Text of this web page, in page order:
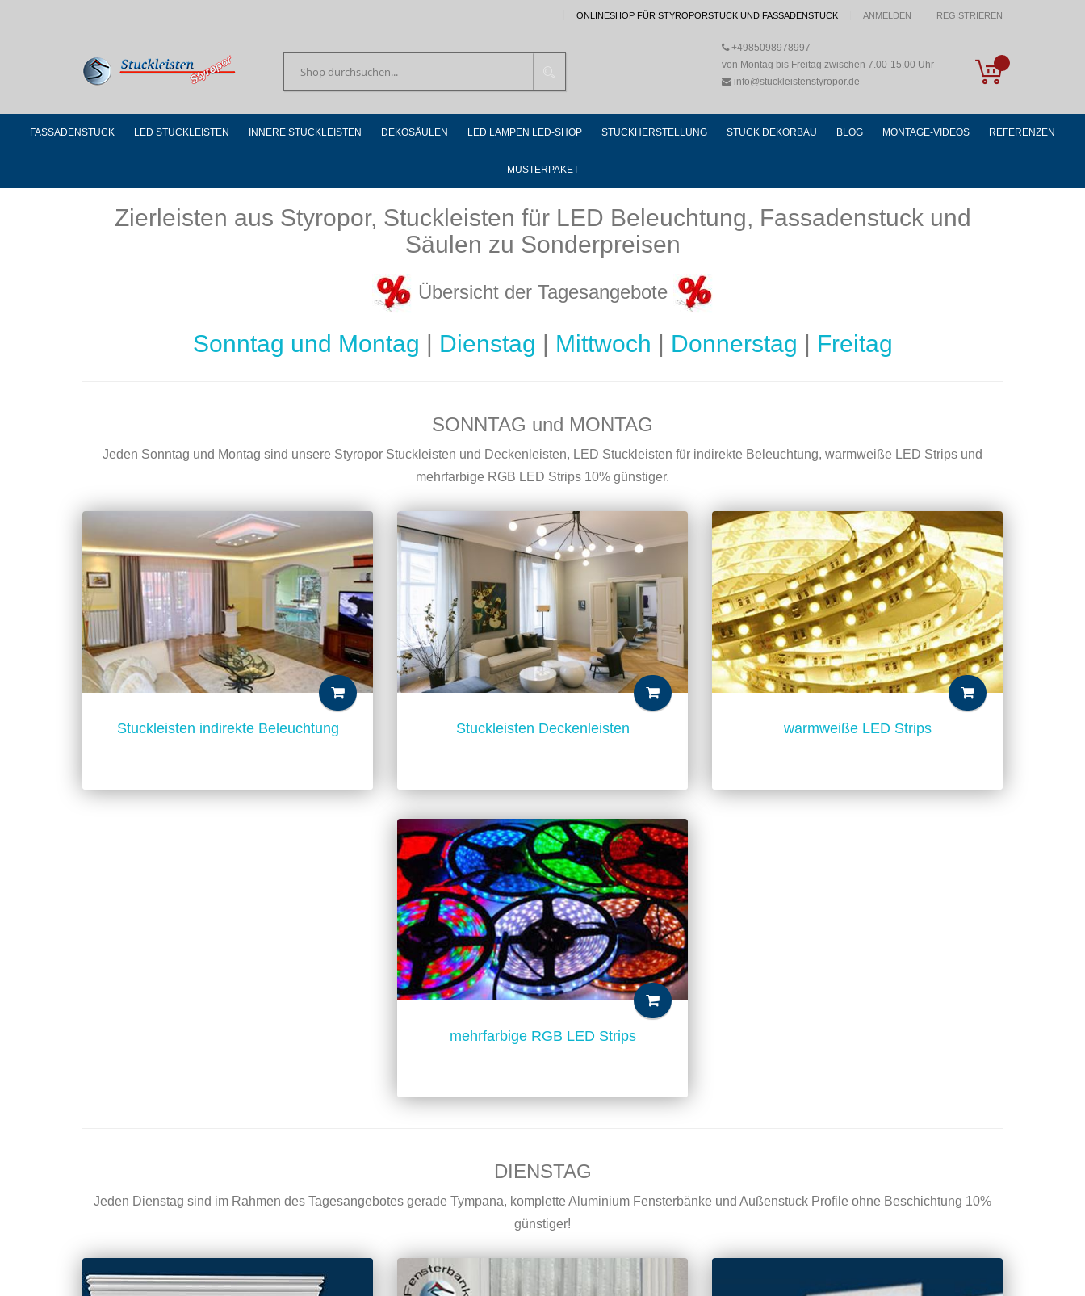
ONLINESHOP FÜR STYROPORSTUCK UND FASSADENSTUCK ANMELDEN REGISTRIEREN
My Cart
Suchen
+4985098978997
von Montag bis Freitag zwischen 7.00-15.00 Uhr
info@stuckleistenstyropor.de
FASSADENSTUCK LED STUCKLEISTEN INNERE STUCKLEISTEN DEKOSÄULEN LED LAMPEN LED-SHOP STUCKHERSTELLUNG STUCK DEKORBAU BLOG MONTAGE-VIDEOS REFERENZEN
MUSTERPAKET
Zierleisten aus Styropor, Stuckleisten für LED Beleuchtung, Fassadenstuck und
Säulen zu Sonderpreisen
Übersicht der Tagesangebote
Sonntag und Montag | Dienstag | Mittwoch | Donnerstag | Freitag
SONNTAG und MONTAG
Jeden Sonntag und Montag sind unsere Styropor Stuckleisten und Deckenleisten, LED Stuckleisten für indirekte Beleuchtung, warmweiße LED Strips und
mehrfarbige RGB LED Strips 10% günstiger.
Stuckleisten indirekte Beleuchtung Stuckleisten Deckenleisten warmweiße LED Strips
mehrfarbige RGB LED Strips
DIENSTAG
Jeden Dienstag sind im Rahmen des Tagesangebotes gerade Tympana, komplette Aluminium Fensterbänke und Außenstuck Profile ohne Beschichtung 10%
günstiger!